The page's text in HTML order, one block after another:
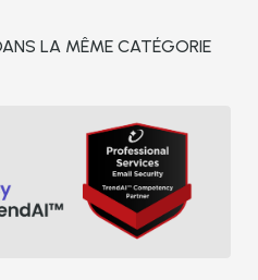
LA MÊME CATÉGORIE